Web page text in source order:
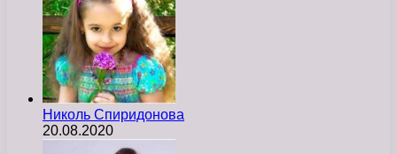
Николь Спиридонова
20.08.2020